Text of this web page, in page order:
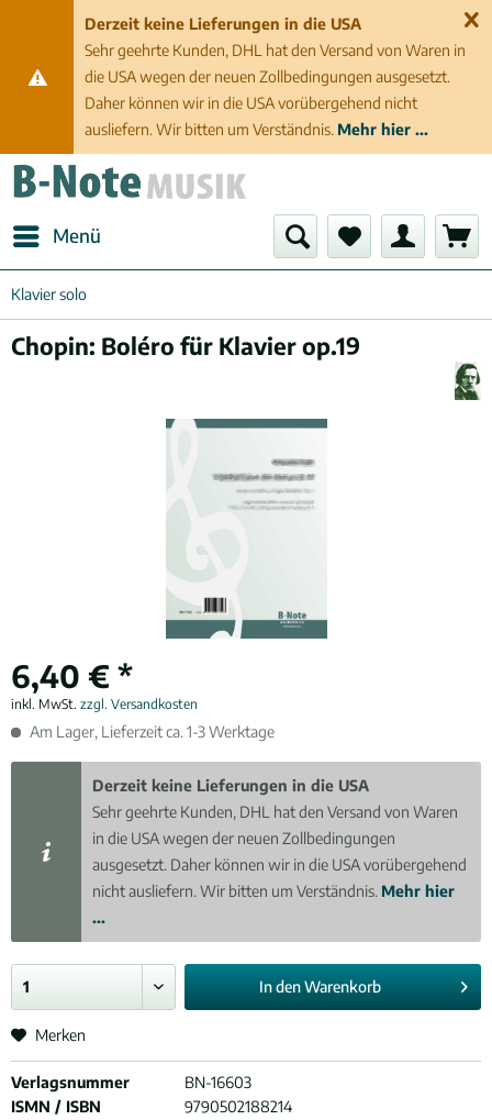
Derzeit keine Lieferungen in die USA
Sehr geehrte Kunden, DHL hat den Versand von Waren in
die USA wegen der neuen Zollbedingungen ausgesetzt.
Daher können wir in die USA vorübergehend nicht
ausliefern. Wir bitten um Verständnis. Mehr hier ...
Menü
Klavier solo
Chopin: Boléro für Klavier op.19
6,40 € *
inkl. MwSt. zzgl. Versandkosten
Am Lager, Lieferzeit ca. 1-3 Werktage
Derzeit keine Lieferungen in die USA
Sehr geehrte Kunden, DHL hat den Versand von Waren
in die USA wegen der neuen Zollbedingungen
ausgesetzt. Daher können wir in die USA vorübergehend
nicht ausliefern. Wir bitten um Verständnis. Mehr hier
...
In denWarenkorb
Merken
Verlagsnummer
BN-16603
ISMN / ISBN
9790502188214